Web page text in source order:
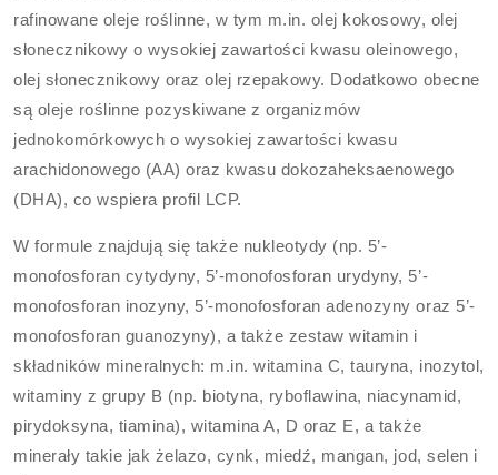
rafinowane oleje roślinne, w tym m.in. olej kokosowy, olej
słonecznikowy o wysokiej zawartości kwasu oleinowego,
olej słonecznikowy oraz olej rzepakowy. Dodatkowo obecne
są oleje roślinne pozyskiwane z organizmów
jednokomórkowych o wysokiej zawartości kwasu
arachidonowego (AA) oraz kwasu dokozaheksaenowego
(DHA), co wspiera profil LCP.
W formule znajdują się także nukleotydy (np. 5’-
monofosforan cytydyny, 5’-monofosforan urydyny, 5’-
monofosforan inozyny, 5’-monofosforan adenozyny oraz 5’-
monofosforan guanozyny), a także zestaw witamin i
składników mineralnych: m.in. witamina C, tauryna, inozytol,
witaminy z grupy B (np. biotyna, ryboflawina, niacynamid,
pirydoksyna, tiamina), witamina A, D oraz E, a także
minerały takie jak żelazo, cynk, miedź, mangan, jod, selen i